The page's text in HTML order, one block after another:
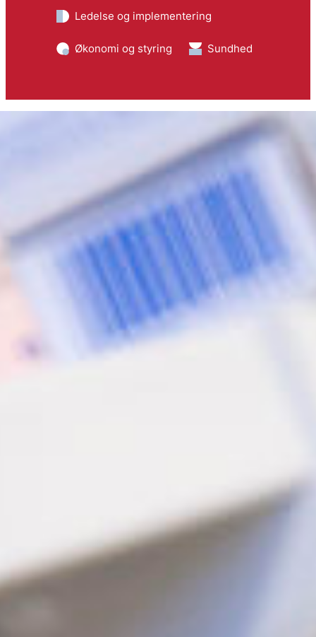
Ledelse og implementering
Økonomi og styring Sundhed